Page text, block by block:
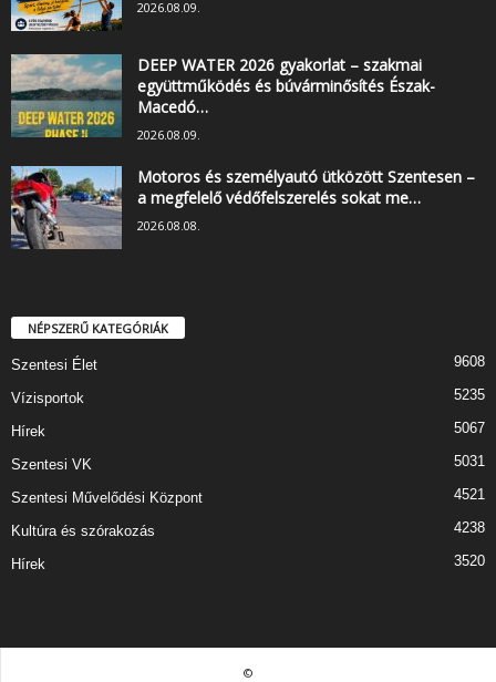
2026.08.09.
DEEP WATER 2026 gyakorlat – szakmai
együttműködés és búvárminősítés Észak-
Macedó…
2026.08.09.
Motoros és személyautó ütközött Szentesen –
a megfelelő védőfelszerelés sokat me…
2026.08.08.
NÉPSZERŰ KATEGÓRIÁK
Szentesi Élet 9608
Vízisportok 5235
Hírek 5067
Szentesi VK 5031
Szentesi Művelődési Központ 4521
Kultúra és szórakozás 4238
Hírek 3520
©